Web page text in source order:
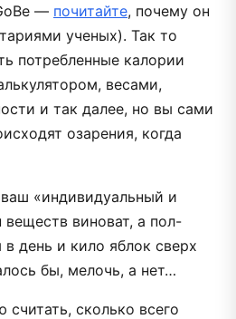
— почитайте, почему он
ученых). Так то
потребленные калории
весами,
и так далее, но вы сами
озарения, когда
«индивидуальный и
виноват, а пол-
день и кило яблок сверх
бы, мелочь, а нет…
считать, сколько всего